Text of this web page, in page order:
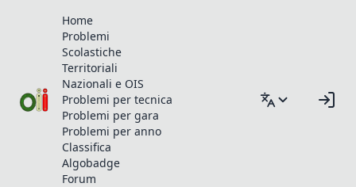
Home
Problemi
Scolastiche
Territoriali
Nazionali e OIS
Problemi per tecnica
Problemi per gara
Problemi per anno
Classifica
Algobadge
Forum